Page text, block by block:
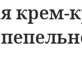
крем-